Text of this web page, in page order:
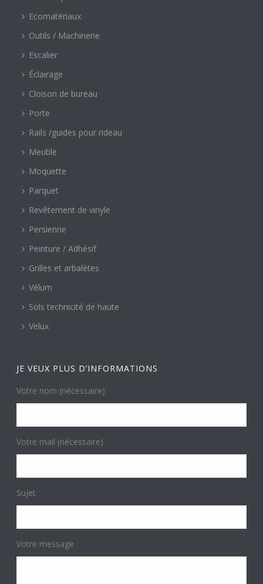
Ecomatériaux
Outils / Machinerie
Escalier
Éclairage
Cloison de bureau
Porte
Rails /guides pour rideau
Meuble
Moquette
Parquet
Revêtement de vinyle
Persienne
Peinture / Adhésif
Grilles et arbalètes
Vélum
Sols technicité de haute
Velux
JE VEUX PLUS D’INFORMATIONS
Votre nom (nécessaire)
Votre mail (nécessaire)
Sujet
Votre message